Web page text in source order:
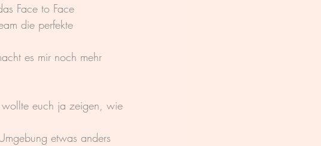
Face to Face
die perfekte
es mir noch mehr
wollte euch ja zeigen, wie
etwas anders